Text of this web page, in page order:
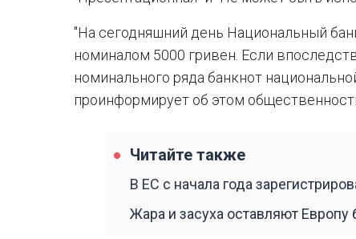
"На сегодняшний день Национальный
номиналом 5000 гривен. Если
номинального ряда банкнот
проинформирует об этом
Читайте также
В ЕС с начала года
Жара и засуха оставляют